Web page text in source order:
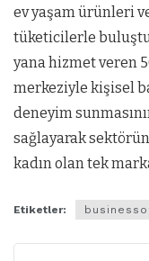
ev yaşam ürünleri
tüketicilerle
yana hizmet veren
merkeziyle kişisel
deneyim
sağlayarak
kadın olan tek
Etiketler: